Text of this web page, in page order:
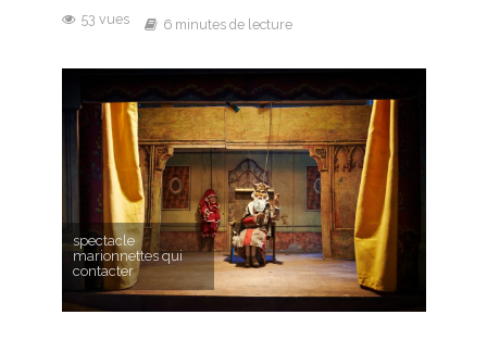
53 vues 6 minutes de lecture
spectacle
marionnettes qui
contacter